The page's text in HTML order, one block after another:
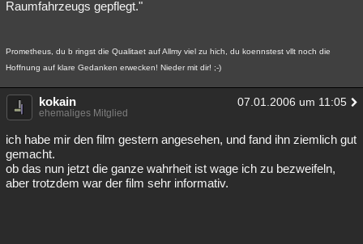
Raumfahrzeugs gepflegt."
Prometheus, du b ringst die Qualitaet auf Allmy viel zu hich, du koennstest vllt noch die
Hoffnung auf klare Gedanken erwecken! Nieder mit dir! ;-)
kokain 07.01.2006 um 11:05
ehemaliges Mitglied
ich habe mir den film gestern angesehen, und fand ihn ziemlich gut
gemacht.
ob das nun jetzt die ganze wahrheit ist wage ich zu bezweifeln,
aber trotzdem war der film sehr informativ.